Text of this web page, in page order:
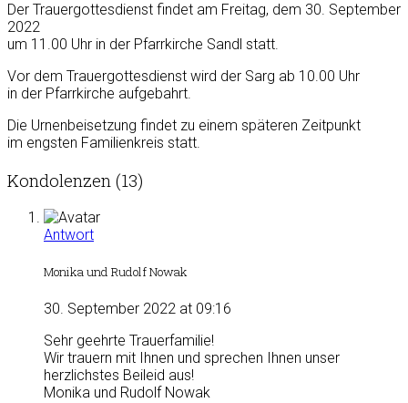
Der Trauergottesdienst findet am Freitag, dem 30. September
2022
um 11.00 Uhr in der Pfarrkirche Sandl statt.
Vor dem Trauergottesdienst wird der Sarg ab 10.00 Uhr
in der Pfarrkirche aufgebahrt.
Die Urnenbeisetzung findet zu einem späteren Zeitpunkt
im engsten Familienkreis statt.
Kondolenzen (13)
Antwort
Monika und Rudolf Nowak
30. September 2022 at 09:16
Sehr geehrte Trauerfamilie!
Wir trauern mit Ihnen und sprechen Ihnen unser
herzlichstes Beileid aus!
Monika und Rudolf Nowak